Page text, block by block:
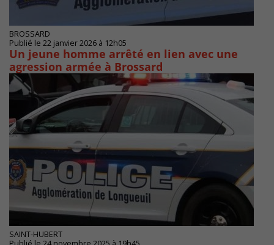
BROSSARD
Publié le 22 janvier 2026 à 12h05
Un jeune homme arrêté en lien avec une
agression armée à Brossard
SAINT-HUBERT